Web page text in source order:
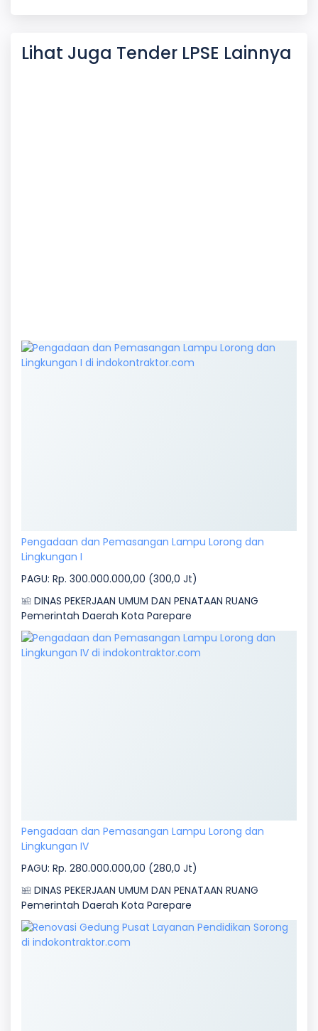
Lihat Juga Tender LPSE Lainnya
Pengadaan dan Pemasangan Lampu Lorong dan
Lingkungan I
PAGU: Rp. 300.000.000,00 (300,0 Jt)
DINAS PEKERJAAN UMUM DAN PENATAAN RUANG
Pemerintah Daerah Kota Parepare
Pengadaan dan Pemasangan Lampu Lorong dan
Lingkungan IV
PAGU: Rp. 280.000.000,00 (280,0 Jt)
DINAS PEKERJAAN UMUM DAN PENATAAN RUANG
Pemerintah Daerah Kota Parepare